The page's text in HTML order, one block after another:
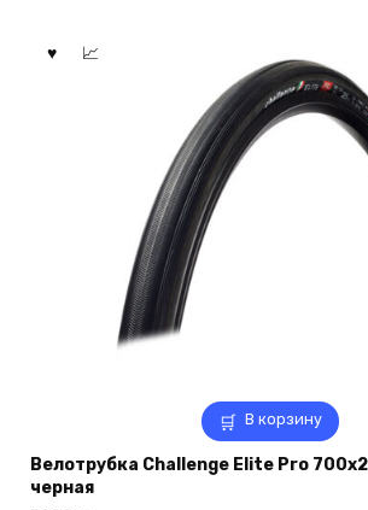
В корзину
Велотрубка Challenge Elite Pro
черная